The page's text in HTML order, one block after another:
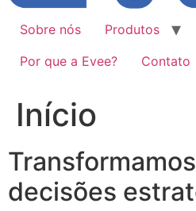
Sobre nós Produtos
Por que a Evee?
Contato
Início
decisões